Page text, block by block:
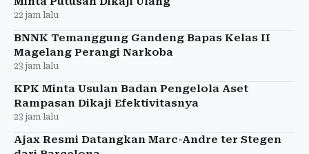
22 jam lalu
BNNK Temanggung Gandeng Bapas Kelas II
Magelang Perangi Narkoba
23 jam lalu
KPK Minta Usulan Badan Pengelola Aset
Rampasan Dikaji Efektivitasnya
23 jam lalu
Ajax Resmi Datangkan Marc-Andre ter Stegen